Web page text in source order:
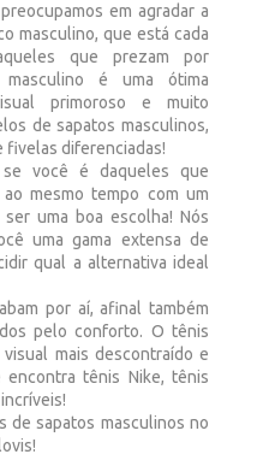
em agradar a
masculino, que está cada
que prezam por
é uma ótima
primoroso e muito
de sapatos masculinos,
fivelas diferenciadas!
você é daqueles que
mesmo tempo com um
uma boa escolha! Nós
uma gama extensa de
qual a alternativa ideal
por aí, afinal também
pelo conforto. O tênis
mais descontraído e
tênis Nike, tênis
de sapatos masculinos no